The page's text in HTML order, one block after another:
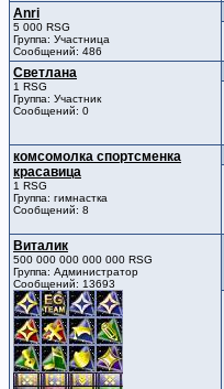
Anri
5 000 RSG
Группа: Участница
Сообщений: 486
Светлана
1 RSG
Группа: Участник
Сообщений: 0
комсомолка спортсменка
красавица
1 RSG
Группа: гимнастка
Сообщений: 8
Виталик
500 000 000 000 000 RSG
Группа: Администратор
Сообщений: 13693